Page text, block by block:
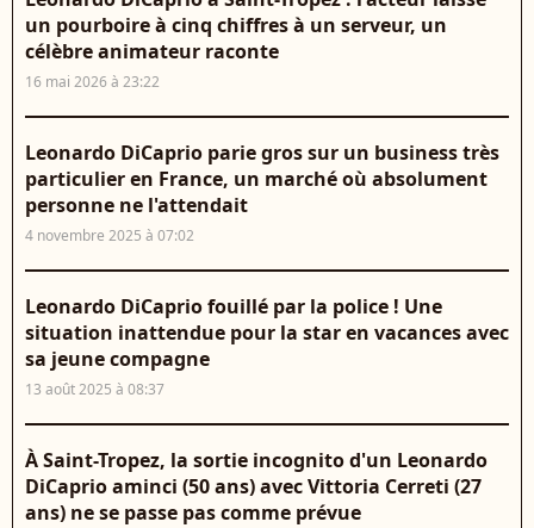
un pourboire à cinq chiffres à un serveur, un
célèbre animateur raconte
16 mai 2026 à 23:22
Leonardo DiCaprio parie gros sur un business très
particulier en France, un marché où absolument
personne ne l'attendait
4 novembre 2025 à 07:02
Leonardo DiCaprio fouillé par la police ! Une
situation inattendue pour la star en vacances avec
sa jeune compagne
13 août 2025 à 08:37
À Saint-Tropez, la sortie incognito d'un Leonardo
DiCaprio aminci (50 ans) avec Vittoria Cerreti (27
ans) ne se passe pas comme prévue